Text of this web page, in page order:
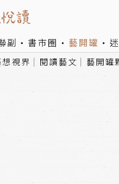
副 書市圈 藝開罐
視界 閱讀藝文 藝開罐